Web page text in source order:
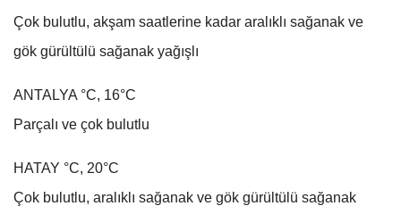
Çok bulutlu, akşam saatlerine kadar aralıklı sağanak ve
gök gürültülü sağanak yağışlı
ANTALYA °C, 16°C
Parçalı ve çok bulutlu
HATAY °C, 20°C
Çok bulutlu, aralıklı sağanak ve gök gürültülü sağanak